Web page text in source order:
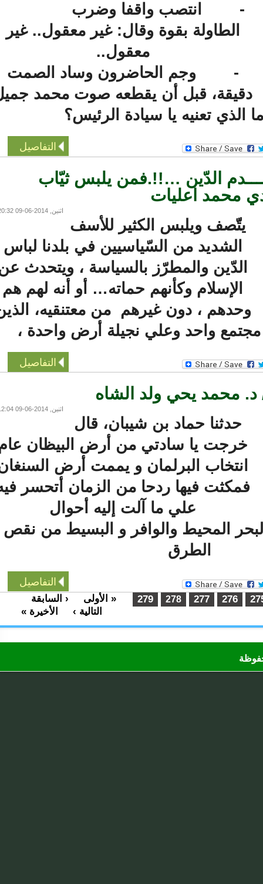
- انتصب واقفا وضرب
الطاولة بقوة وقال: غير معقول.. غير
معقول..
- وجم الحاضرون وساد الصمت
قبل أن يقطعه صوت محمد جميل
تعنيه يا سيادة الرئيس؟
التفاصيل
الدّين …!!.فمن يلبس ثيّاب
اعليات
اثنين, 2014-06-09 20:32
يتّّصف ويلبس الكثير للأسف
الشديد من السّياسيين في بلدنا لباس
الدّين والمطرّز بالسياسة ، ويتحدث عن
الإسلام وكأنهم حماته… أو أنه لهم هم
، دون غيرهم من معتنقيه، الذين
واحد وعلي نجيلة أرض واحدة ،
التفاصيل
محمد يحي ولد الشاه
اثنين, 2014-06-09 12:04
حدثنا حماد بن شيبان، قال
خرجت يا سادتي من أرض البيظان عام
انتخاب البرلمان و يممت أرض السنغان
فمكثت فيها ردحا من الزمان أتحسر فيه
علي ما آلت إليه أحوال
المحيط والوافر و البسيط من نقص
الطرق
التفاصيل
« الأولى ‹ السابقة 276
277
278
279
التالية ›
الأخيرة »